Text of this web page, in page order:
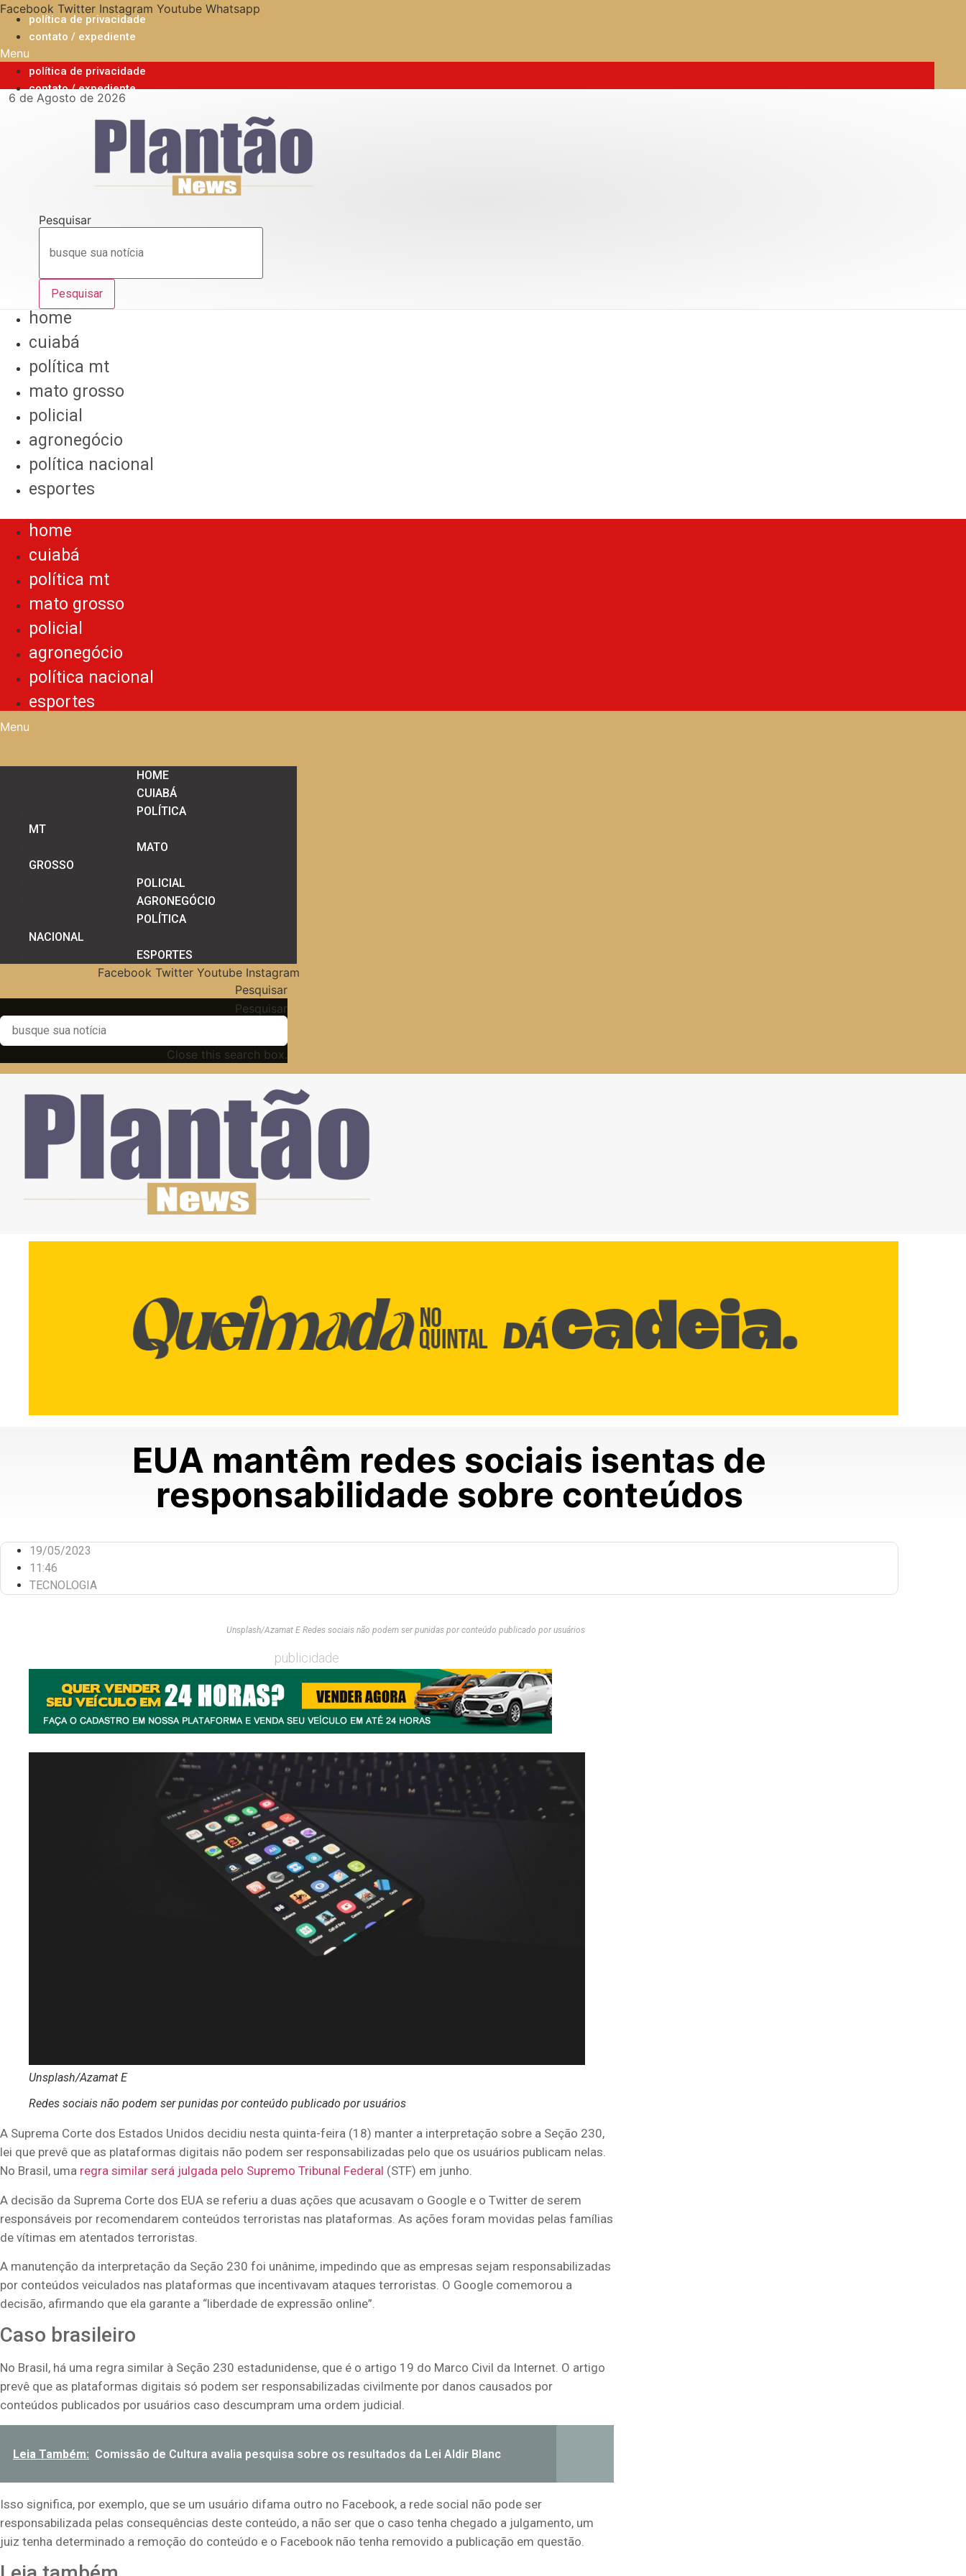
Ir
para
conteúdo
Facebook Twitter Instagram Youtube Whatsapp
política de privacidade
contato / expediente
Menu
política de privacidade
contato / expediente
6 de Agosto de 2026
Pesquisar
Pesquisar
home
cuiabá
política mt
mato grosso
policial
agronegócio
política nacional
esportes
home
cuiabá
política mt
mato grosso
policial
agronegócio
política nacional
esportes
Menu
HOME
CUIABÁ
POLÍTICA
MT
MATO
GROSSO
POLICIAL
AGRONEGÓCIO
POLÍTICA
NACIONAL
ESPORTES
Facebook Twitter Youtube Instagram
Pesquisar
Pesquisar
Close this search box.
EUA mantêm redes sociais isentas de
responsabilidade sobre conteúdos
19/05/2023
11:46
TECNOLOGIA
Unsplash/Azamat E Redes sociais não podem ser punidas por conteúdo publicado por usuários
publicidade
Unsplash/Azamat E
Redes sociais não podem ser punidas por conteúdo publicado por usuários
A Suprema Corte dos Estados Unidos decidiu nesta quinta-feira (18) manter a interpretação sobre a Seção 230,
lei que prevê que as plataformas digitais não podem ser responsabilizadas pelo que os usuários publicam nelas.
No Brasil, uma regra similar será julgada pelo Supremo Tribunal Federal (STF) em junho.
A decisão da Suprema Corte dos EUA se referiu a duas ações que acusavam o Google e o Twitter de serem
responsáveis por recomendarem conteúdos terroristas nas plataformas. As ações foram movidas pelas famílias
de vítimas em atentados terroristas.
A manutenção da interpretação da Seção 230 foi unânime, impedindo que as empresas sejam responsabilizadas
por conteúdos veiculados nas plataformas que incentivavam ataques terroristas. O Google comemorou a
decisão, afirmando que ela garante a “liberdade de expressão online”.
Caso brasileiro
No Brasil, há uma regra similar à Seção 230 estadunidense, que é o artigo 19 do Marco Civil da Internet. O artigo
prevê que as plataformas digitais só podem ser responsabilizadas civilmente por danos causados por
conteúdos publicados por usuários caso descumpram uma ordem judicial.
Leia Também: Comissão de Cultura avalia pesquisa sobre os resultados da Lei Aldir Blanc
Isso significa, por exemplo, que se um usuário difama outro no Facebook, a rede social não pode ser
responsabilizada pelas consequências deste conteúdo, a não ser que o caso tenha chegado a julgamento, um
juiz tenha determinado a remoção do conteúdo e o Facebook não tenha removido a publicação em questão.